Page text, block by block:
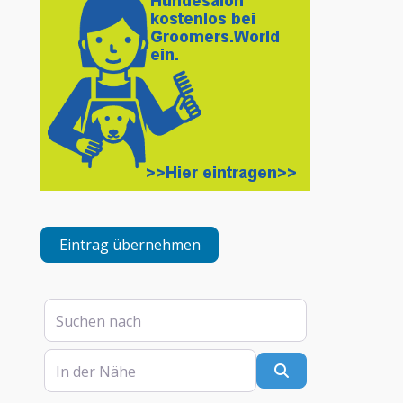
Eintrag übernehmen
Suchen nach
In der Nähe